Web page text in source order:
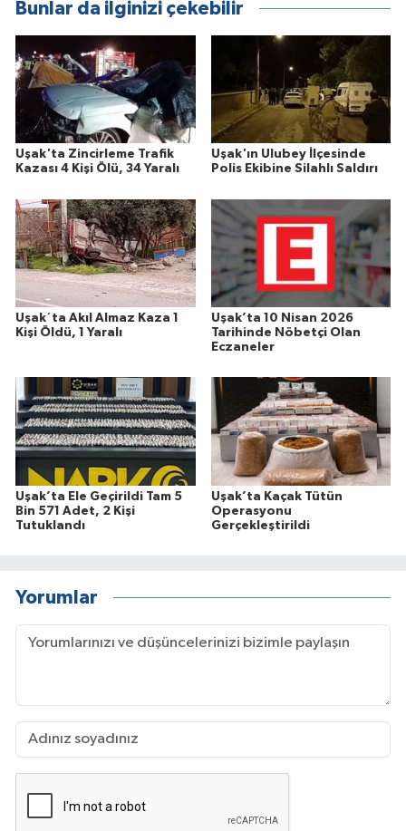
Bunlar da ilginizi çekebilir
Uşak'ta Zincirleme Trafik
Kazası 4 Kişi Ölü, 34 Yaralı
Uşak'ın Ulubey İlçesinde
Polis Ekibine Silahlı Saldırı
Uşak´ta Akıl Almaz Kaza 1
Kişi Öldü, 1 Yaralı
Uşak’ta 10 Nisan 2026
Tarihinde Nöbetçi Olan
Eczaneler
Uşak’ta Ele Geçirildi Tam 5
Bin 571 Adet, 2 Kişi
Tutuklandı
Uşak’ta Kaçak Tütün
Operasyonu
Gerçekleştirildi
Yorumlar